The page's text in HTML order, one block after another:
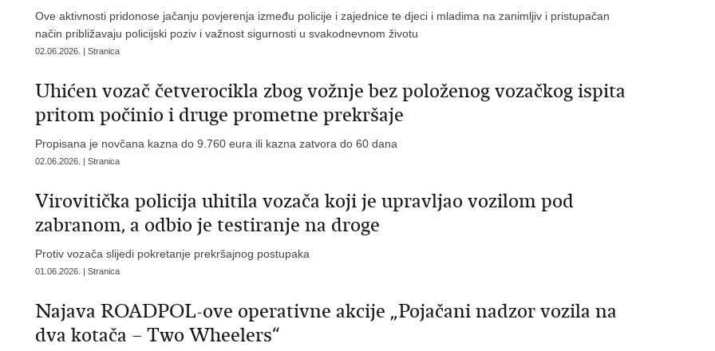
Ove aktivnosti pridonose jačanju povjerenja između policije i zajednice te djeci i mladima na zanimljiv i pristupačan
način približavaju policijski poziv i važnost sigurnosti u svakodnevnom životu
02.06.2026. | Stranica
Uhićen vozač četverocikla zbog vožnje bez položenog vozačkog ispita
pritom počinio i druge prometne prekršaje
Propisana je novčana kazna do 9.760 eura ili kazna zatvora do 60 dana
02.06.2026. | Stranica
Virovitička policija uhitila vozača koji je upravljao vozilom pod
zabranom, a odbio je testiranje na droge
Protiv vozača slijedi pokretanje prekršajnog postupaka
01.06.2026. | Stranica
Najava ROADPOL-ove operativne akcije „Pojačani nadzor vozila na
dva kotača – Two Wheelers“